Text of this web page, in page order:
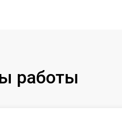
работы